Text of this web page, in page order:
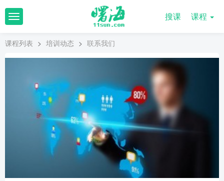
T
o
g
l
搜课 课程
课程列表 > 培训动态 > 联系我们